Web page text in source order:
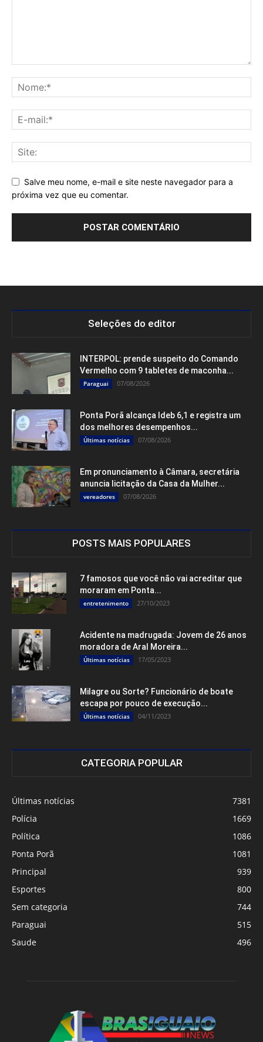
Salve meu nome, e-mail e site neste navegador para a
próxima vez que eu comentar.
Seleções do editor
INTERPOL: prende suspeito do Comando
Vermelho com 9 tabletes de maconha...
Paraguai 07/08/2026
Ponta Porã alcança Ideb 6,1 e registra um
dos melhores desempenhos...
Últimas notícias 07/08/2026
Em pronunciamento à Câmara, secretária
anuncia licitação da Casa da Mulher...
vereadores 07/08/2026
POSTS MAIS POPULARES
7 famosos que você não vai acreditar que
moraram em Ponta...
entretenimento 27/10/2023
Acidente na madrugada: Jovem de 26 anos
moradora de Aral Moreira...
Últimas notícias 17/05/2023
Milagre ou Sorte? Funcionário de boate
escapa por pouco de execução...
Últimas notícias 04/11/2023
CATEGORIA POPULAR
Últimas notícias
7381
Polícia
1669
Política
1086
Ponta Porã
1081
Principal
939
Esportes
800
Sem categoria
744
Paraguai
515
Saude
496